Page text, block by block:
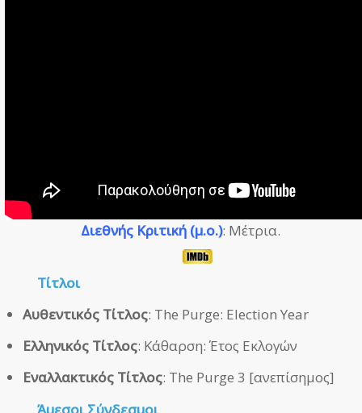
Διεθνής Κριτική (μ.ο.): Μέτρια.
Τίτλοι
Αυθεντικός Τίτλος: The Purge: Election Year
Ελληνικός Τίτλος: Κάθαρση: Έτος Εκλογών
Εναλλακτικός Τίτλος: The Purge 3 [ανεπίσημος]
Άμεσοι Σύνδεσμοι